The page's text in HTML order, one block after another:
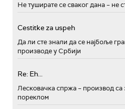
Не туширате се сваког дана – не
Cestitke za uspeh
Да ли сте знали да се најбоље
производе у Србији
Re: Eh...
Лесковачка спржа – производ
пореклом